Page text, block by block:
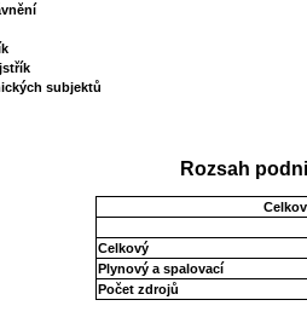
subjektů
Rozsah
Celkový
Plynový a spalovací
Počet zdrojů